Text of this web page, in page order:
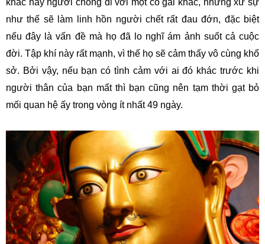
khác hay người chồng đi với một cô gái khác, những xử sự
như thế sẽ làm linh hồn người chết rất đau đớn, đặc biệt
nếu đây là vấn đề mà họ đã lo nghĩ ám ảnh suốt cả cuộc
đời. Tập khí này rất mạnh, vì thế họ sẽ cảm thấy vô cùng khổ
sở. Bởi vậy, nếu bạn có tình cảm với ai đó khác trước khi
người thân của bạn mất thì bạn cũng nên tạm thời gạt bỏ
mối quan hệ ấy trong vòng ít nhất 49 ngày.